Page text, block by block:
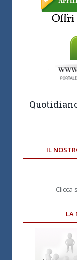
IL
Clicca
LA